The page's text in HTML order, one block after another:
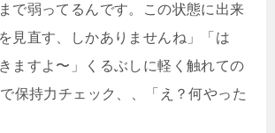
で弱ってるんです。この状態に出来
見直す、しかありませんね」「は
ますよ〜」くるぶしに軽く触れての
保持力チェック、、「え？何やった